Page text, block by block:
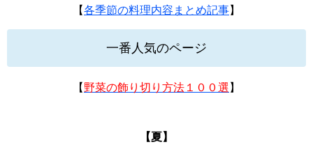
【各季節の料理内容まとめ記事】
一番人気のページ
【 野菜の飾り切り方法１００選 】
【夏】